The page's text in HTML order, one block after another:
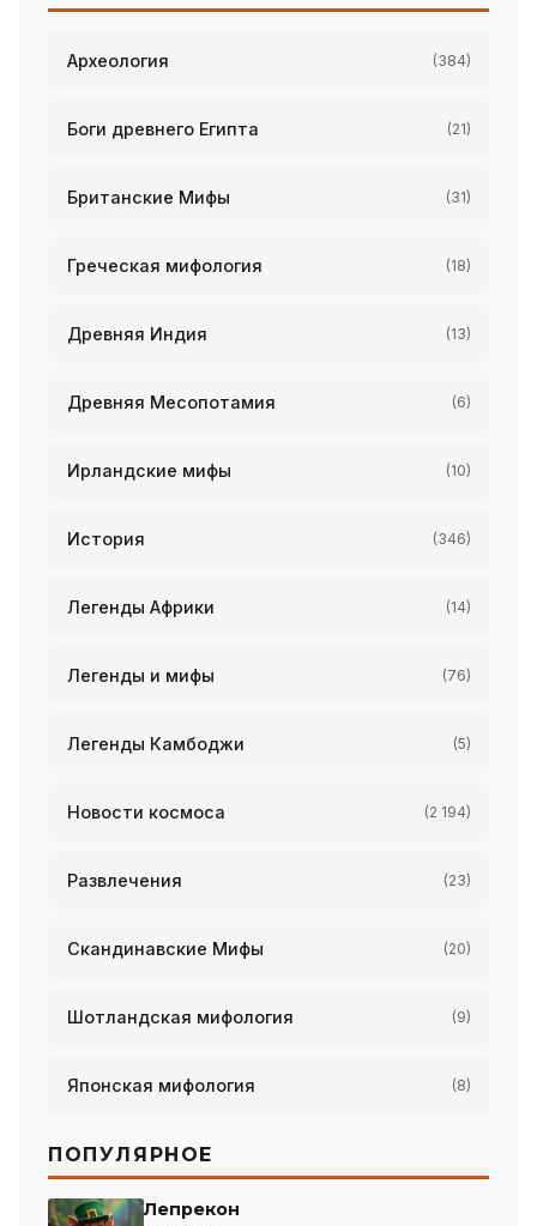
Археология (384)
Боги древнего Египта (21)
Британские Мифы (31)
Греческая мифология (18)
Древняя Индия (13)
Древняя Месопотамия (6)
Ирландские мифы (10)
История (346)
Легенды Африки (14)
Легенды и мифы (76)
Легенды Камбоджи (5)
Новости космоса (2 194)
Развлечения (23)
Скандинавские Мифы (20)
Шотландская мифология (9)
Японская мифология (8)
ПОПУЛЯРНОЕ
Лепрекон